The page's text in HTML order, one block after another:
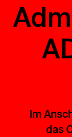
Im
das